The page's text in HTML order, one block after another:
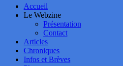
Accueil
Le Webzine
Présentation
Contact
Articles
Chroniques
Infos et Brèves